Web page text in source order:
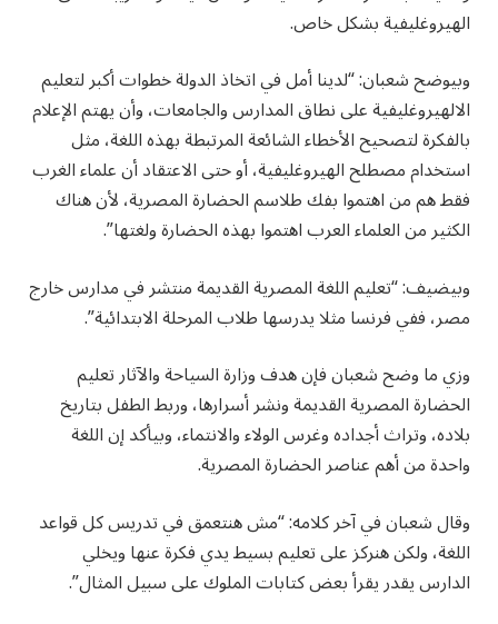
الهيروغليفية بشكل خاص.
وبيوضح شعبان: “لدينا أمل في اتخاذ الدولة خطوات أكبر لتعليم
الالهيروغليفية على نطاق المدارس والجامعات، وأن يهتم الإعلام
بالفكرة لتصحيح الأخطاء الشائعة المرتبطة بهذه اللغة، مثل
استخدام مصطلح الهيروغليفية، أو حتى الاعتقاد أن علماء الغرب
فقط هم من اهتموا بفك طلاسم الحضارة المصرية، لأن هناك
الكثير من العلماء العرب اهتموا بهذه الحضارة ولغتها”.
وبيضيف: “تعليم اللغة المصرية القديمة منتشر في مدارس خارج
مصر، ففي فرنسا مثلا يدرسها طلاب المرحلة الابتدائية”.
وزي ما وضح شعبان فإن هدف وزارة السياحة والآثار تعليم
الحضارة المصرية القديمة ونشر أسرارها، وربط الطفل بتاريخ
بلاده، وتراث أجداده وغرس الولاء والانتماء، وبيأكد إن اللغة
واحدة من أهم عناصر الحضارة المصرية.
وقال شعبان في آخر كلامه: “مش هنتعمق في تدريس كل قواعد
اللغة، ولكن هنركز على تعليم بسيط يدي فكرة عنها ويخلي
الدارس يقدر يقرأ بعض كتابات الملوك على سبيل المثال”.